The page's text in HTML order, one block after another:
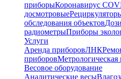
приборыКоронавирус
досмотровые
обследования объектов
радиометрыПриборы
Услуги
Аренда приборовЛНК
приборовМетрологическая
Весовое оборудование
Аналитические весы